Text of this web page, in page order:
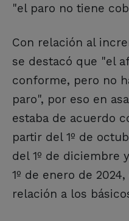
"el paro no tiene
Con relación al
se destacó que "el
conforme, pero no
paro", por eso en
estaba de acuerdo
partir del 1º de
del 1º de diciembre
1º de enero de
relación a los